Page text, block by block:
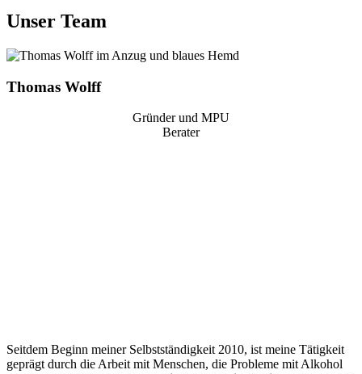
Unser Team
Thomas Wolff
Gründer und MPU
Berater
Seitdem Beginn meiner Selbstständigkeit 2010, ist meine Tätigkeit
geprägt durch die Arbeit mit Menschen, die Probleme mit Alkohol